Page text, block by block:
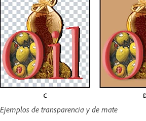
Ejemplos de transparencia y de mate